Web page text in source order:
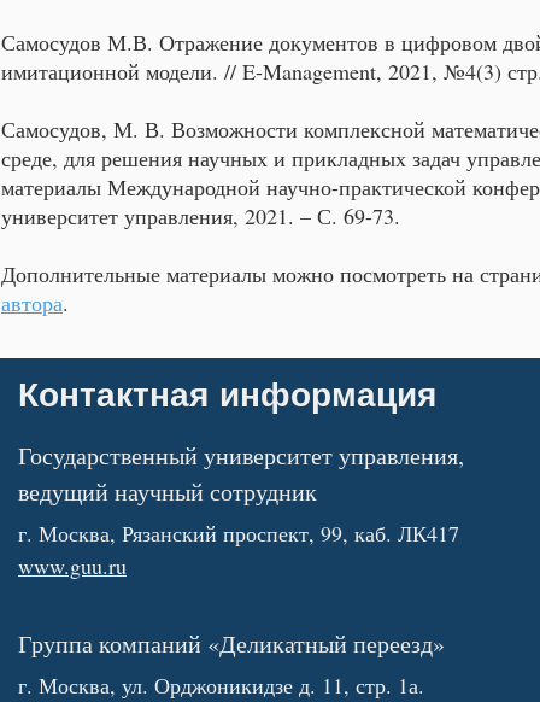
Самосудов М.В. Отражение документов в цифровом
имитационной модели. // E-Management, 2021, №4(3)
Самосудов, М. В. Возможности комплексной
среде, для решения научных и прикладных задач
материалы Международной научно-практической
университет управления, 2021. – С. 69-73.
Дополнительные материалы можно посмотреть на
автора.
Контактная информация
Государственный университет управления,
ведущий научный сотрудник
г. Москва, Рязанский проспект, 99, каб. ЛК417
www.guu.ru
Группа компаний «Деликатный переезд»
г. Москва, ул. Орджоникидзе д. 11, стр. 1а.